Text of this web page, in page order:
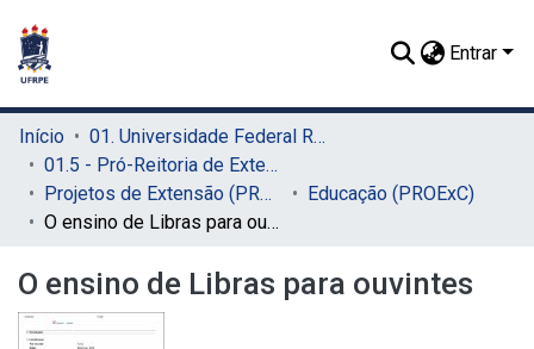
Entrar
Início
01. Universidade Federal Rural de Pernambuco - UFRPE (Sede)
01.5 - Pró-Reitoria de Extensão, Cultura e Cidadania (PROExC)
Projetos de Extensão (PROExC)
Educação (PROExC)
O ensino de Libras para ouvintes
O ensino de Libras para ouvintes